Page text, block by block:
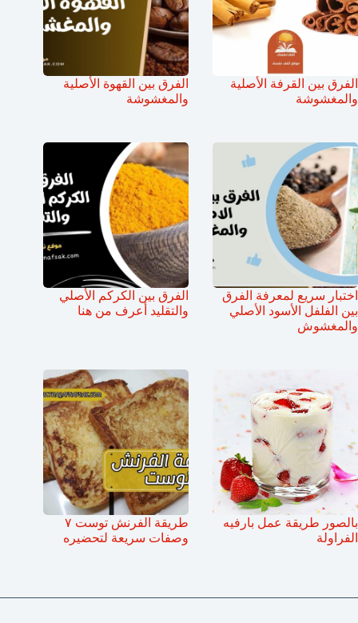
الفرق بين القرفة الأصلية
والمغشوشة
الفرق بين القهوة الأصلية
والمغشوشة
اختبار سريع لمعرفة الفرق
بين الفلفل الأسود الأصلي
والمغشوش
الفرق بين الكركم الأصلي
والتقليد أعرف من هنا
بالصور طريقة عمل بارفيه
الفراولة
طريقة الفرنش توست ٧
وصفات سريعة لتحضيره